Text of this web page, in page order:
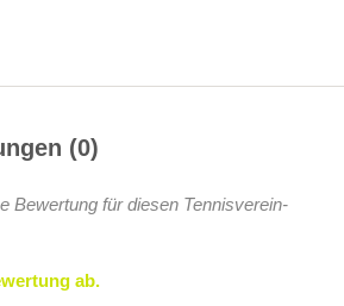
0
Bewertung für diesen Tennisverein-
ab.